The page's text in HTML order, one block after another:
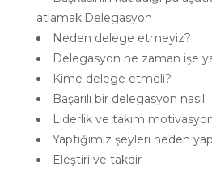
atlamak;Delegasyon
Neden delege etmeyiz?
Delegasyon ne zaman işe
Kime delege etmeli?
Başarılı bir delegasyon nasıl
Liderlik ve takım
Yaptığımız şeyleri neden
Eleştiri ve takdir